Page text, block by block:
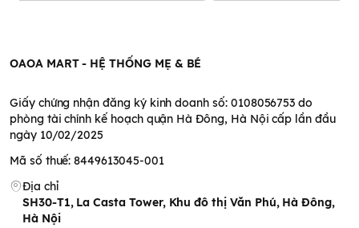
OAOA MART - HỆ THỐNG MẸ & BÉ
Giấy chứng nhận đăng ký kinh doanh số: 0108056753 do
phòng tài chính kế hoạch quận Hà Đông, Hà Nội cấp lần đầu
ngày 10/02/2025
Mã số thuế: 8449613045-001
Địa chỉ
SH30-T1, La Casta Tower, Khu đô thị Văn Phú, Hà Đông,
Hà Nội